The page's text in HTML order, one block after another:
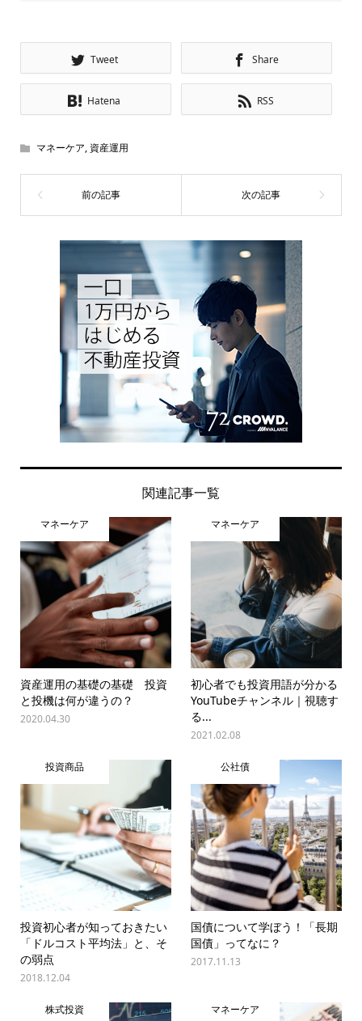
Tweet Share
Hatena RSS
マネーケア, 資産運用
関連記事一覧
マネーケア
資産運用の基礎の基礎 投資
と投機は何が違うの？
2020.04.30
マネーケア
初心者でも投資用語が分かる
YouTubeチャンネル｜視聴す
る...
2021.02.08
投資商品
投資初心者が知っておきたい
「ドルコスト平均法」と、そ
の弱点
2018.12.04
公社債
国債について学ぼう！「長期
国債」ってなに？
2017.11.13
株式投資 マネーケア